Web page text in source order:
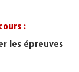
:
les épreuves